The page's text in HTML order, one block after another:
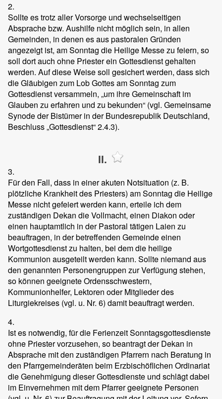
2.
Sollte es trotz aller Vorsorge und wechselseitigen
Absprache bzw. Aushilfe nicht möglich sein, in allen
Gemeinden, in denen es aus pastoralen Gründen
angezeigt ist, am Sonntag die Heilige Messe zu feiern, so
soll dort auch ohne Priester ein Gottesdienst gehalten
werden. Auf diese Weise soll gesichert werden, dass sich
die Gläubigen zum Lob Gottes am Sonntag zum
Gottesdienst versammeln, „um ihre Gemeinschaft im
Glauben zu erfahren und zu bekunden“ (vgl. Gemeinsame
Synode der Bistümer in der Bundesrepublik Deutschland,
Beschluss „Gottesdienst“ 2.4.3).
II.
3.
Für den Fall, dass in einer akuten Notsituation (z. B.
plötzliche Krankheit des Priesters) am Sonntag die Heilige
Messe nicht gefeiert werden kann, erteile ich dem
zuständigen Dekan die Vollmacht, einen Diakon oder
einen hauptamtlich in der Pastoral tätigen Laien zu
beauftragen, in der betreffenden Gemeinde einen
Wortgottesdienst zu halten, bei dem die heilige
Kommunion ausgeteilt werden kann. Sollte niemand aus
den genannten Personengruppen zur Verfügung stehen,
so können geeignete Ordensschwestern,
Kommunionhelfer, Lektoren oder Mitglieder des
Liturgiekreises (vgl. u. Nr. 6) damit beauftragt werden.
4.
Ist es notwendig, für die Ferienzeit Sonntagsgottesdienste
ohne Priester vorzusehen, so beantragt der Dekan in
Absprache mit den zuständigen Pfarrern nach Beratung in
den Pfarrgemeinderäten beim Erzbischöflichen Ordinariat
die Genehmigung dieser Gottesdienste und schlägt dabei
im Einvernehmen mit dem Pfarrer geeignete Personen